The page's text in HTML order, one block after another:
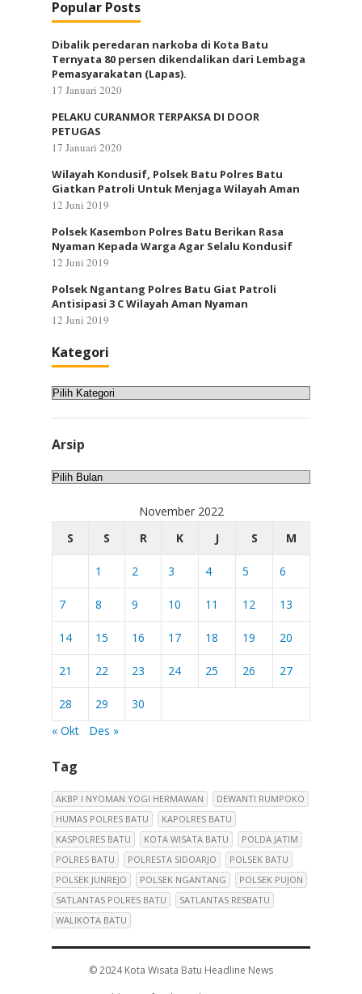
Popular Posts
Dibalik peredaran narkoba di Kota Batu
Ternyata 80 persen dikendalikan dari Lembaga
Pemasyarakatan (Lapas).
17 Januari 2020
PELAKU CURANMOR TERPAKSA DI DOOR
PETUGAS
17 Januari 2020
Wilayah Kondusif, Polsek Batu Polres Batu
Giatkan Patroli Untuk Menjaga Wilayah Aman
12 Juni 2019
Polsek Kasembon Polres Batu Berikan Rasa
Nyaman Kepada Warga Agar Selalu Kondusif
12 Juni 2019
Polsek Ngantang Polres Batu Giat Patroli
Antisipasi 3 C Wilayah Aman Nyaman
12 Juni 2019
Kategori
Kategori
Arsip
Arsip
November 2022
S
S R K J S M
1 2 3 4 5 6
7 8 9 10 11 12 13
14 15 16 17 18 19 20
21 22 23 24 25 26 27
28 29
30
« Okt
Des »
Tag
AKBP I NYOMAN YOGI HERMAWAN
DEWANTI RUMPOKO
HUMAS POLRES BATU
KAPOLRES BATU
KASPOLRES BATU
KOTA WISATA BATU
POLDA JATIM
POLRES BATU
POLRESTA SIDOARJO
POLSEK BATU
POLSEK JUNREJO
POLSEK NGANTANG
POLSEK PUJON
SATLANTAS POLRES BATU
SATLANTAS RESBATU
WALIKOTA BATU
© 2024Kota Wisata Batu Headline News